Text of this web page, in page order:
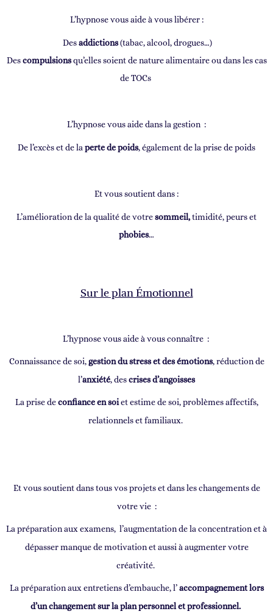
L’hypnose vous aide à vous libérer :
Desaddictions(tabac, alcool, drogues…)
Descompulsionsqu’elles soient de nature alimentaire ou dans les cas
de TOCs
L’hypnose vous aide dans la gestion :
De l’excès et de la perte de poids, également de la prise de poids
Et vous soutient dans :
L’amélioration de la qualité de votresommeil,timidité, peurs et
phobies…
Sur le plan Émotionnel
L’hypnose vous aide à vous connaître :
Connaissance de soi,gestion du stress et des émotions, réduction de
l’anxiété, descrises d’angoisses
La prise deconfiance en soiet estime de soi, problèmes affectifs,
relationnels et familiaux.
Et vous soutient dans tous vos projets et dans les changements de
votre vie :
La préparation aux examens, l’augmentation de la concentration et à
dépasser manque de motivation et aussi à augmenter votre
créativité.
La préparation aux entretiens d’embauche, l’accompagnement lors
d’un changement sur la plan personnel et professionnel.